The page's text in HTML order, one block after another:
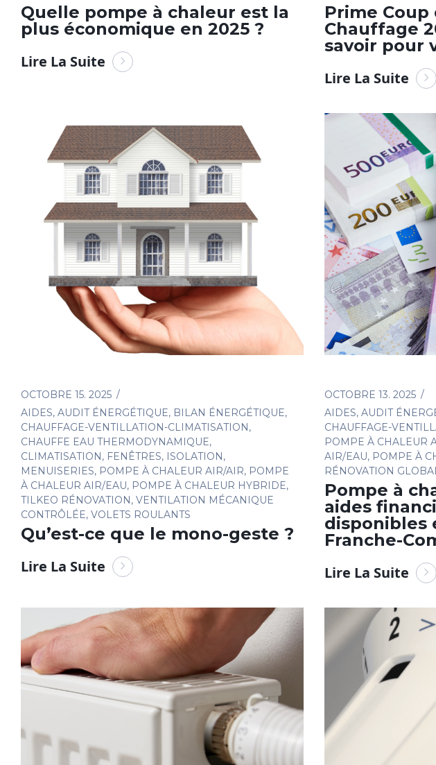
Quelle pompe à chaleur est la
plus économique en 2025 ?
Lire La Suite
Prime Coup
Chauffage
savoir pour
Lire La Suite
OCTOBRE 15. 2025
AIDES, AUDIT ÉNERGÉTIQUE, BILAN ÉNERGÉTIQUE,
CHAUFFAGE-VENTILLATION-CLIMATISATION ,
CHAUFFE EAU THERMODYNAMIQUE,
CLIMATISATION , FENÊTRES, ISOLATION ,
MENUISERIES, POMPE À CHALEUR AIR/AIR, POMPE
À CHALEUR AIR/EAU, POMPE À CHALEUR HYBRIDE,
TILKEO RÉNOVATION , VENTILATION MÉCANIQUE
CONTRÔLÉE, VOLETS ROULANTS
Qu’est-ce que le mono-geste ?
Lire La Suite
OCTOBRE 13. 2025
AIDES, AUDIT
CHAUFFAGE-
POMPE À CHALEUR
AIR/EAU, POMPE À
RÉNOVATION
Pompe à
aides
disponibles
Franche-
Lire La Suite